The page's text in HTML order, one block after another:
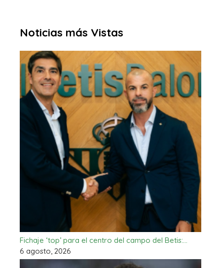
Noticias más Vistas
Fichaje ‘top’ para el centro del campo del Betis:…
6 agosto, 2026